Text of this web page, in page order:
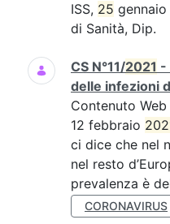
ISS, 25 gennaio
di Sanità, Dip.
CS N°11/2021 -
delle infezioni
Contenuto Web
12 febbraio
ci dice che nel
nel resto
prevalenza è
CORONAVIRUS